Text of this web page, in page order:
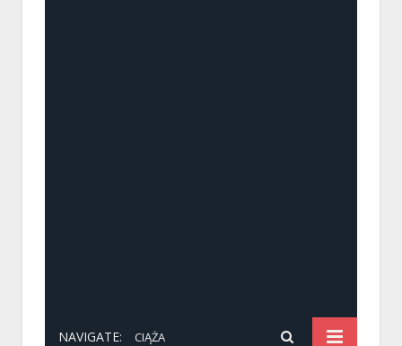
NAVIGATE: CIĄŻA